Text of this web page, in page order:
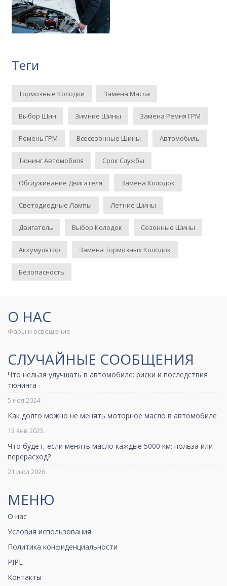
Теги
Тормозные Колодки Замена Масла
Выбор Шин Зимние Шины Замена Ремня ГРМ
Ремень ГРМ Всесезонные Шины Автомобиль
Тюнинг Автомобиля Срок Службы
Обслуживание Двигателя Замена Колодок
Светодиодные Лампы Летние Шины
Двигатель Выбор Колодок Сезонные Шины
Аккумулятор Замена Тормозных Колодок
Безопасность
О НАС
Фары и освещение
СЛУЧАЙНЫЕ СООБЩЕНИЯ
Что нельзя улучшать в автомобиле: риски и последствия
тюнинга
5 ноя 2024
Как долго можно не менять моторное масло в автомобиле
13 янв 2025
Что будет, если менять масло каждые 5000 км: польза или
перерасход?
21 июл 2026
МЕНЮ
О нас
Условия использования
Политика конфиденциальности
PIPL
Контакты